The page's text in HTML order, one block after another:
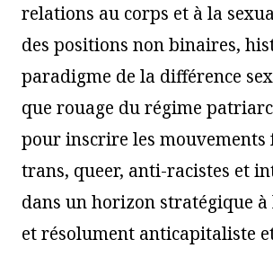
relations au corps et à la
des positions non binaires,
paradigme de la différence
que rouage du régime
pour inscrire les mouvements
trans, queer, anti-racistes et
dans un horizon stratégique
et résolument anticapitaliste